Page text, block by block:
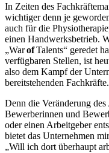
In Zeiten des
wichtiger denn je
auch für die
einen Handwerksbetrieb.
„WarofTalents“ geredet
verfügbaren Stellen, ist
also dem Kampf der
bereitstehenden Fachkräfte.
Denn die Veränderung
Bewerberinnen und
oder einen Arbeitgeber
bietet das Unternehmen
„Will ich dort überhaupt